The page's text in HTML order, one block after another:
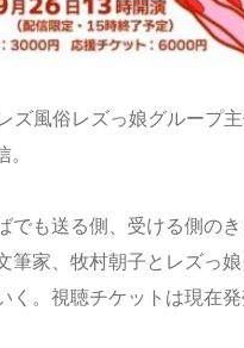
ズ風俗レズっ娘グループ
でも送る側、受ける側の
家、牧村朝子とレズっ
。視聴チケットは現在発